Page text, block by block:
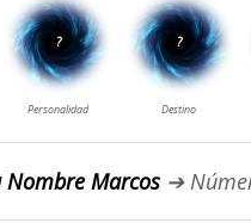
Marcos ➔